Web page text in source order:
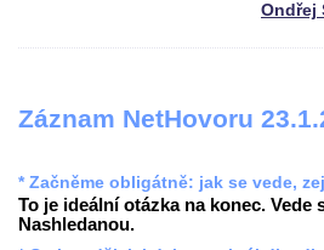
Ondřej
Záznam NetHovoru
* Začněme obligátně: jak se vede,
To je ideální otázka na konec. Vede
Nashledanou.